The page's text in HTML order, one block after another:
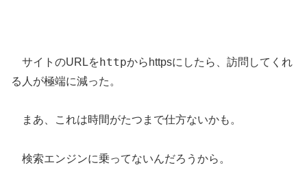
サイトのURLをhttpからhttpsにしたら、訪問してくれ
る人が極端に減った。
まあ、これは時間がたつまで仕方ないかも。
検索エンジンに乗ってないんだろうから。